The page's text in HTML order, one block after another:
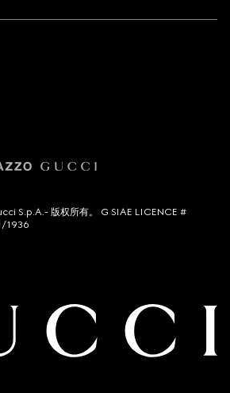
S.p.A.- 版权所有。 G SIAE LICENCE #
1936